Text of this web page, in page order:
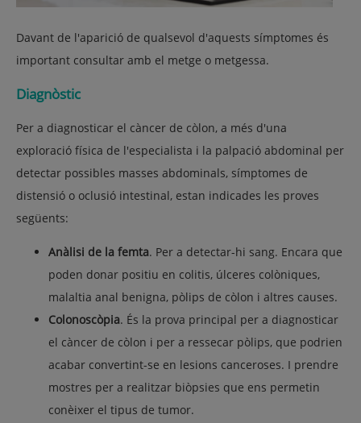
Davant de l'aparició de qualsevol d'aquests símptomes és
important consultar amb el metge o metgessa.
Diagnòstic
Per a diagnosticar el càncer de còlon, a més d'una
exploració física de l'especialista i la palpació abdominal per
detectar possibles masses abdominals, símptomes de
distensió o oclusió intestinal, estan indicades les proves
següents:
Anàlisi de la femta. Per a detectar-hi sang. Encara que
poden donar positiu en colitis, úlceres colòniques,
malaltia anal benigna, pòlips de còlon i altres causes.
Colonoscòpia. És la prova principal per a diagnosticar
el càncer de còlon i per a ressecar pòlips, que podrien
acabar convertint-se en lesions canceroses. I prendre
mostres per a realitzar biòpsies que ens permetin
conèixer el tipus de tumor.